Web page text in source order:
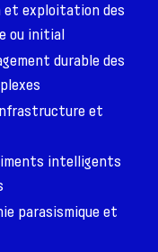
et exploitation des
ou initial
durable des
et
intelligents
parasismique et